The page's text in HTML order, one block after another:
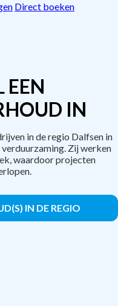
Direct boeken
EEN
IN
in de regio Dalfsen in
Zij werken
waardoor projecten
IN DE REGIO